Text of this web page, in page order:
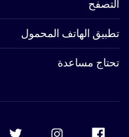
التصفح
تطبيق الهاتف المحمول
تحتاج مساعدة